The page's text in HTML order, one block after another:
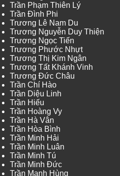
Trần Phạm Thiên Lý
Trần Đình Phi
Trương Lê Nam Du
Trương Nguyễn Duy Thiện
Trương Ngọc Tiến
Trương Phước Nhựt
Trương Thị Kim Ngân
Trương Tất Khánh Vinh
Trương Đức Châu
Trần Chí Hào
Trần Diệu Linh
Trần Hiếu
Trần Hoàng Vy
Trần Hà Vân
Trần Hòa Bình
Trần Minh Hải
Trần Minh Luân
Trần Minh Tú
Trần Minh Đức
Trần Mạnh Hùng